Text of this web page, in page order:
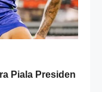
Piala Presiden